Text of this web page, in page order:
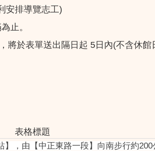
安排導覽志工)
止。
於表單送出隔日起 5日內(不含休
表格標題
】，由【中正東路一段】向南步行約